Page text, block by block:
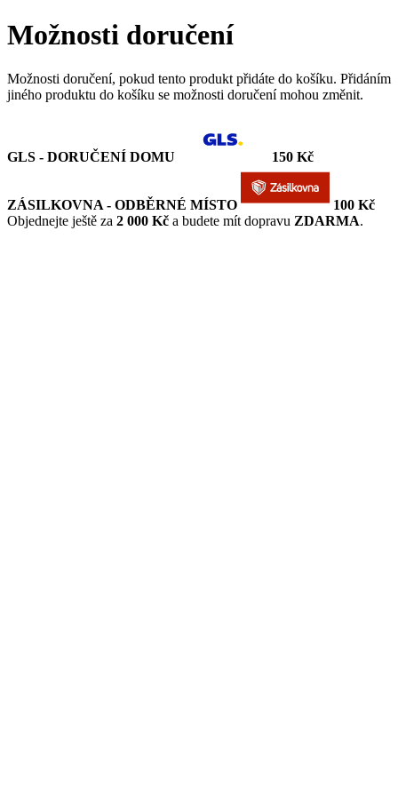
Možnosti doručení
Možnosti doručení, pokud tento produkt přidáte do košíku. Přidáním
jiného produktu do košíku se možnosti doručení mohou změnit.
GLS - DORUČENÍ DOMU 150 Kč
ZÁSILKOVNA - ODBĚRNÉ MÍSTO
100 Kč
Objednejte ještě za 2 000 Kč a budete mít dopravu ZDARMA.